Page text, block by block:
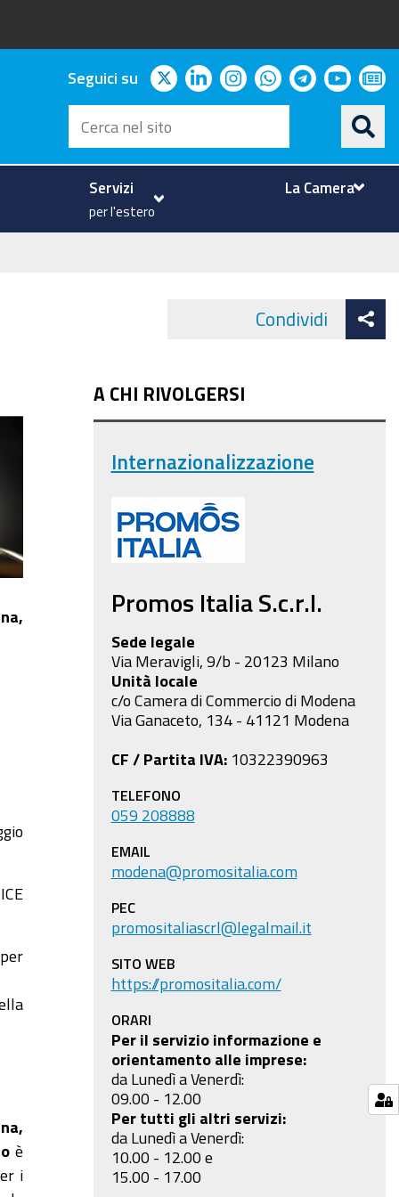
Seguici su twitterlinkedininstagram
whatsapp
telegram
Cerca
nel
sito
Servizi
per l'estero
La Camera
è
i
Condividi
A CHI RIVOLGERSI
Internazionalizzazione
Promos Italia S.c.r.l.
Sede legale
Via Meravigli, 9/b - 20123 Milano
Unità locale
c/o Camera di Commercio di Modena
Via Ganaceto, 134 - 41121 Modena
CF / Partita IVA:10322390963
TELEFONO
059 208888
EMAIL
modena@promositalia.com
PEC
promositaliascrl@legalmail.it
SITO WEB
https://promositalia.com/
ORARI
Per il servizio informazione e
orientamento alle imprese:
da Lunedì a Venerdì:
09.00 - 12.00
Per tutti gli altri servizi:
da Lunedì a Venerdì:
10.00 - 12.00 e
15.00 - 17.00